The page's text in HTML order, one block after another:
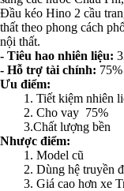
Đầu kéo Hino 2 cầu
thất theo phong cách
nội thất.
- Tiêu hao nhiên liệu:
- Hỗ trợ tài chính: 75%
Ưu điểm:
1. Tiết kiệm nhiên
2. Cho vay 75%
3.Chất lượng bền
Nhược điểm:
1. Model cũ
2. Dùng hệ truyền
3. Giá cao hơn xe